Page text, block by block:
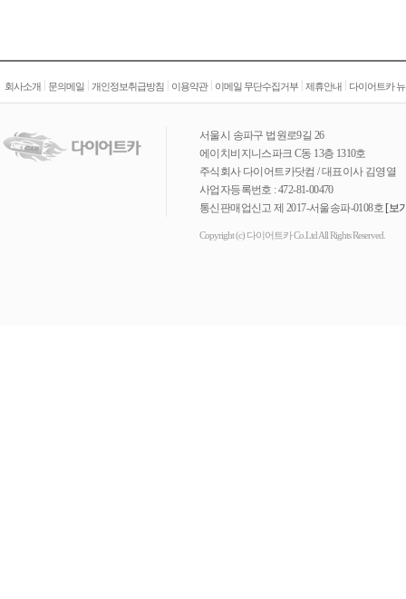
회사소개 문의메일 개인정보취급방침 이용약관| 이메일 무단수집거부 제휴안내 다이어트카
서울시 송파구 법원로9길 26
에이치비지니스파크 C동 13층 1310호
주식회사 다이어트카닷컴 / 대표이사 김영열
사업자등록번호 : 472-81-00470
통신판매업신고 제 2017-서울송파-0108호 [보
Copyright (c) 다이어트카 Co.Ltd All Rights Reserved.